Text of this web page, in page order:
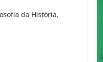
da História,